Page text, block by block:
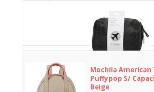
Mochila
Puffypop S/
Beige